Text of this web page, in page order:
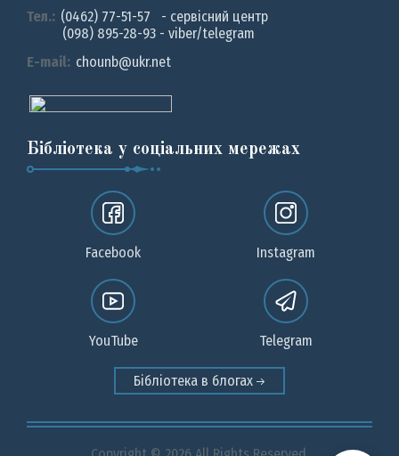
Тел.: (0462) 77-51-57 - сервісний центр
(098) 895-28-93 - viber/telegram
E-mail: chounb@ukr.net
Бібліотека у соціальних мережах
Facebook Instagram
YouTube Telegram
Бібліотека в блогах